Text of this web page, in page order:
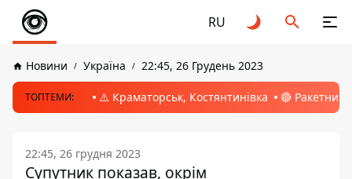
RU
Новини Україна 22:45, 26 Грудень 2023
ТОПТЕМИ: ⚠️ Краматорськ, Костянтинівка 🔴 Ракетний
22:45, 26 грудня 2023
Супутник показав, окрім